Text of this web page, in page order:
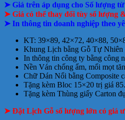
là:
750.000₫.
tại
là:
550.000₫.
➤ Giá trên áp dụng cho Số lượng
➤ Giá có thể thay đổi tùy số lượng
➤ In thông tin doanh nghiệp theo
KT: 39×89, 42×72, 40×88,
Khung Lịch bằng Gỗ Tự Nhiên
In thông tin công ty bằng công
Nền Ván chống ẩm, mối mọt
Chữ Dán Nổi bằng Composite
Tặng kèm Bloc 15×20 trị giá
Tặng kèm Thùng giấy Carton
➤ Đặt Lịch Gỗ số lượng lớn có giá